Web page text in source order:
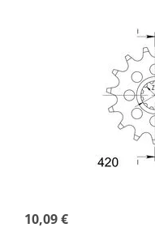
10,09 €